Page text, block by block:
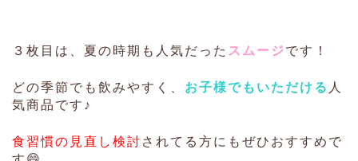
３枚目は、夏の時期も人気だった スムージです！
どの季節でも飲みやすく、 お子様でもいただける 人
気商品です♪
食習慣の見直し検討 されてる方にもぜひおすすめで